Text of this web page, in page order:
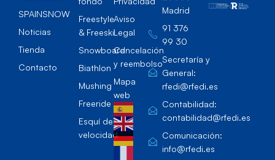
SPAINSNOW
Noticias
Tienda
Contacto
Freestyle
& Freeski
Snowboard
Biathlon
Mushing
Freeride
Esquí de
velocidad
Aviso
Legal
Cancelación
y reembolso
Mapa
web
Madrid
91 376
99 30
Secretaría y
General:
rfedi@rfedi.es
Contabilidad:
contabilidad@rfedi.es
Comunicación:
info@rfedi.es